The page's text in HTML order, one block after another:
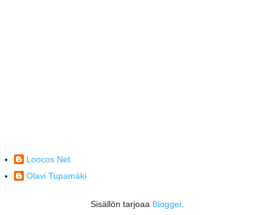
Loocos Net
Olavi Tupamäki
Sisällön tarjoaa Blogger.